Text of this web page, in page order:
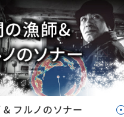
& フルノのソナー